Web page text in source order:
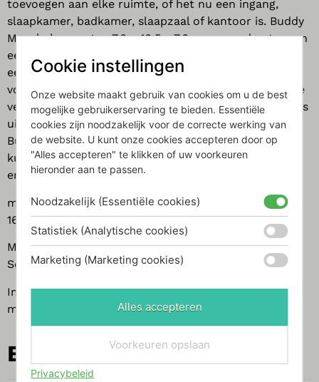
toevoegen aan elke ruimte, of het nu een ingang,
slaapkamer, badkamer, slaapzaal of kantoor is. Buddy
Muurhaken meten 7.6 x 16.5 x 7.6 cm en ondersteunen
een maximale belasting van 2.2 kg per haak. Ze zijn
eenvoudig te installeren en worden standaard
voorzien van duidelijke stapsgewijze instructies en de
verborgen montagehardware zorgt voor een naadloos
uiterlijk. De haken maken deel uit van de bredere
Buddy Collection, waaronder een klok, flesopener,
kurkschroef, papieren handdoekhouder, thee-infuser
en meer.
max 2.2 kilogram per haak. Afmeting per haakje: 7.6 x
16.5 x 7.6
Merk:Umbra
Serie: Buddy
Indien beschikbaar via nabestelling: Neem contact
met ons op voor de actuele levertijd!
Extra info
Cookie instellingen
Onze website maakt gebruik van cookies om u de best
mogelijke gebruikerservaring te bieden. Essentiële
cookies zijn noodzakelijk voor de correcte werking van
de website. U kunt onze cookies accepteren door op
"Alles accepteren" te klikken of uw voorkeuren
hieronder aan te passen.
Noodzakelijk (Essentiële cookies)
Statistiek (Analytische cookies)
Marketing (Marketing cookies)
Alles accepteren
Voorkeuren opslaan
Privacybeleid